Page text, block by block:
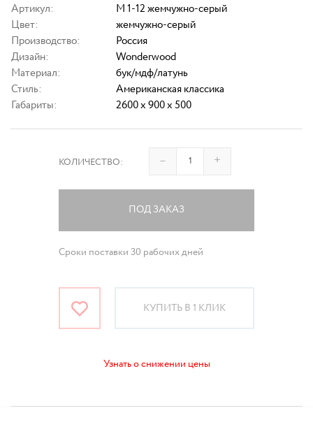
Артикул:
M 1-12 жемчужно-серый
Цвет:
жемчужно-серый
Производство:
Россия
Дизайн:
Wonderwood
Материал:
бук/мдф/латунь
Стиль:
Американская классика
Габариты:
2600 x 900 x 500
КОЛИЧЕСТВО: – +
ПОД ЗАКАЗ
Сроки поставки 30 рабочих дней
КУПИТЬ В 1 КЛИК
Узнать о снижении цены